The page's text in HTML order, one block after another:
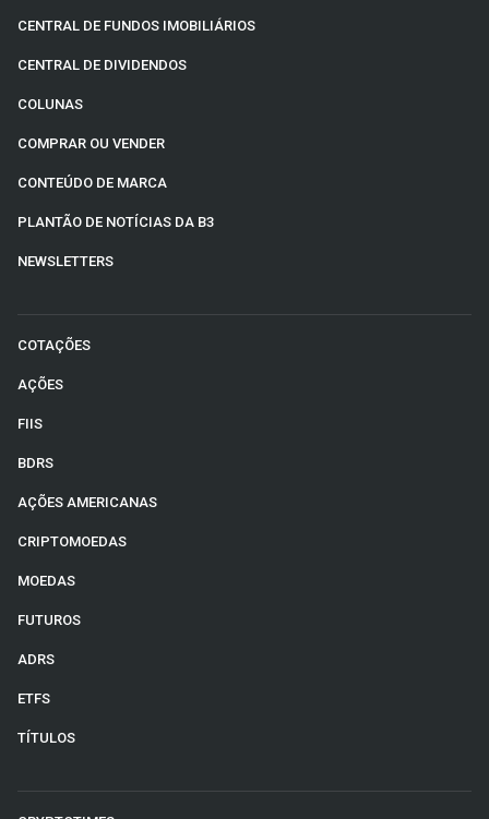
CENTRAL DE FUNDOS IMOBILIÁRIOS
CENTRAL DE DIVIDENDOS
COLUNAS
COMPRAR OU VENDER
CONTEÚDO DE MARCA
PLANTÃO DE NOTÍCIAS DA B3
NEWSLETTERS
COTAÇÕES
AÇÕES
FIIS
BDRS
AÇÕES AMERICANAS
CRIPTOMOEDAS
MOEDAS
FUTUROS
ADRS
ETFS
TÍTULOS